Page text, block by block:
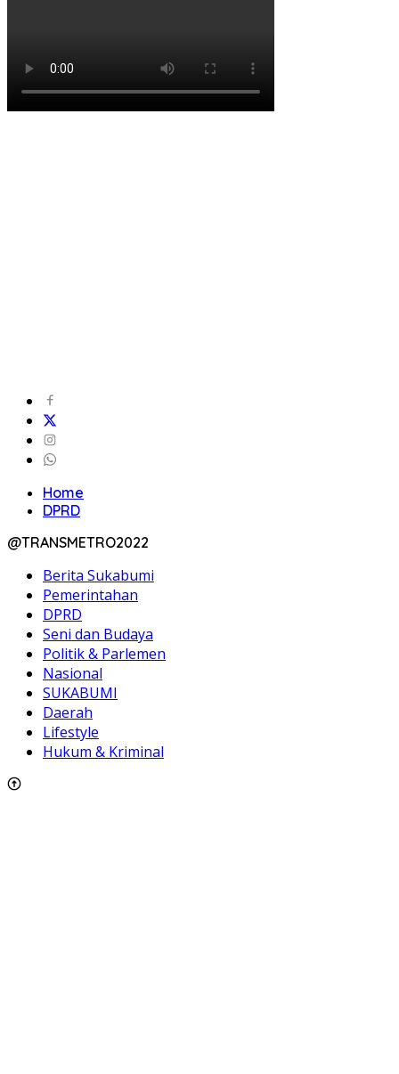
Home
DPRD
@TRANSMETRO2022
Berita Sukabumi
Pemerintahan
DPRD
Seni dan Budaya
Politik & Parlemen
Nasional
SUKABUMI
Daerah
Lifestyle
Hukum & Kriminal